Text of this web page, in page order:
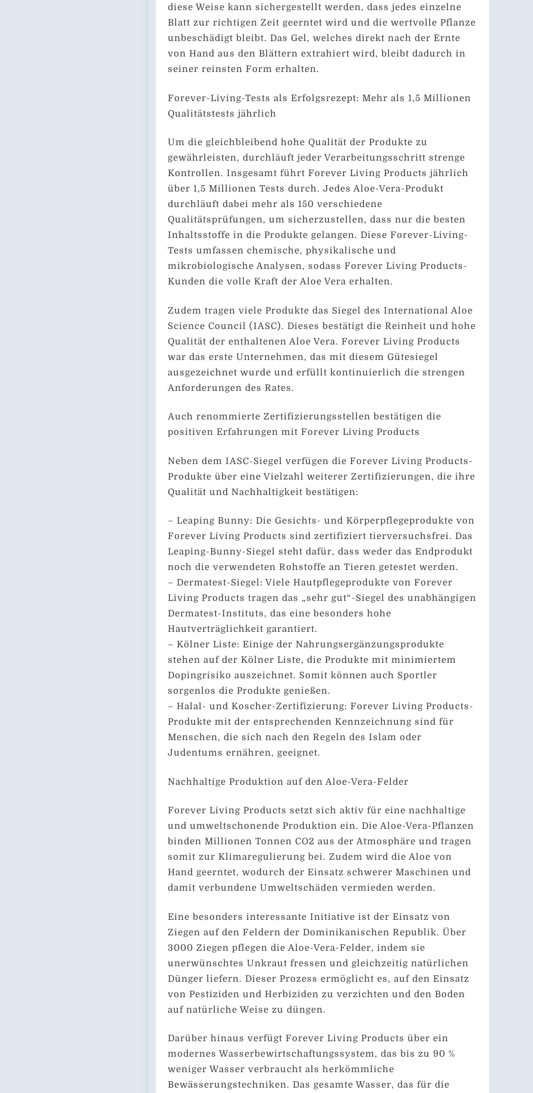
diese Weise kann sichergestellt werden, dass jedes einzelne
Blatt zur richtigen Zeit geerntet wird und die wertvolle Pflanze
unbeschädigt bleibt. Das Gel, welches direkt nach der Ernte
von Hand aus den Blättern extrahiert wird, bleibt dadurch in
seiner reinsten Form erhalten.
Forever-Living-Tests als Erfolgsrezept: Mehr als 1,5 Millionen
Qualitätstests jährlich
Um die gleichbleibend hohe Qualität der Produkte zu
gewährleisten, durchläuft jeder Verarbeitungsschritt strenge
Kontrollen. Insgesamt führt Forever Living Products jährlich
über 1,5 Millionen Tests durch. Jedes Aloe-Vera-Produkt
durchläuft dabei mehr als 150 verschiedene
Qualitätsprüfungen, um sicherzustellen, dass nur die besten
Inhaltsstoffe in die Produkte gelangen. Diese Forever-Living-
Tests umfassen chemische, physikalische und
mikrobiologische Analysen, sodass Forever Living Products-
Kunden die volle Kraft der Aloe Vera erhalten.
Zudem tragen viele Produkte das Siegel des International Aloe
Science Council (IASC). Dieses bestätigt die Reinheit und hohe
Qualität der enthaltenen Aloe Vera. Forever Living Products
war das erste Unternehmen, das mit diesem Gütesiegel
ausgezeichnet wurde und erfüllt kontinuierlich die strengen
Anforderungen des Rates.
Auch renommierte Zertifizierungsstellen bestätigen die
positiven Erfahrungen mit Forever Living Products
Neben dem IASC-Siegel verfügen die Forever Living Products-
Produkte über eine Vielzahl weiterer Zertifizierungen, die ihre
Qualität und Nachhaltigkeit bestätigen:
– Leaping Bunny: Die Gesichts- und Körperpflegeprodukte von
Forever Living Products sind zertifiziert tierversuchsfrei. Das
Leaping-Bunny-Siegel steht dafür, dass weder das Endprodukt
noch die verwendeten Rohstoffe an Tieren getestet werden.
– Dermatest-Siegel: Viele Hautpflegeprodukte von Forever
Living Products tragen das „sehr gut“-Siegel des unabhängigen
Dermatest-Instituts, das eine besonders hohe
Hautverträglichkeit garantiert.
– Kölner Liste: Einige der Nahrungsergänzungsprodukte
stehen auf der Kölner Liste, die Produkte mit minimiertem
Dopingrisiko auszeichnet. Somit können auch Sportler
sorgenlos die Produkte genießen.
– Halal- und Koscher-Zertifizierung: Forever Living Products-
Produkte mit der entsprechenden Kennzeichnung sind für
Menschen, die sich nach den Regeln des Islam oder
Judentums ernähren, geeignet.
Nachhaltige Produktion auf den Aloe-Vera-Felder
Forever Living Products setzt sich aktiv für eine nachhaltige
und umweltschonende Produktion ein. Die Aloe-Vera-Pflanzen
binden Millionen Tonnen CO2 aus der Atmosphäre und tragen
somit zur Klimaregulierung bei. Zudem wird die Aloe von
Hand geerntet, wodurch der Einsatz schwerer Maschinen und
damit verbundene Umweltschäden vermieden werden.
Eine besonders interessante Initiative ist der Einsatz von
Ziegen auf den Feldern der Dominikanischen Republik. Über
3000 Ziegen pflegen die Aloe-Vera-Felder, indem sie
unerwünschtes Unkraut fressen und gleichzeitig natürlichen
Dünger liefern. Dieser Prozess ermöglicht es, auf den Einsatz
von Pestiziden und Herbiziden zu verzichten und den Boden
auf natürliche Weise zu düngen.
Darüber hinaus verfügt Forever Living Products über ein
modernes Wasserbewirtschaftungssystem, das bis zu 90 %
weniger Wasser verbraucht als herkömmliche
Bewässerungstechniken. Das gesamte Wasser, das für die